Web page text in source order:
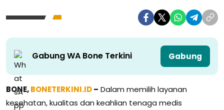
Gabung WA Bone Terkini Gabung
BONE,BONETERKINI.ID– Dalam memilih layanan
kesehatan, kualitas dan keahlian tenaga medis